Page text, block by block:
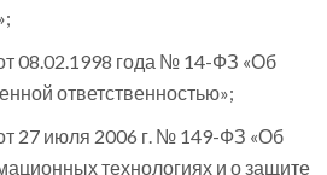
08.02.1998 года № 14-ФЗ «Об
ответственностью»;
27 июля 2006 г. № 149-ФЗ «Об
технологиях и о защите